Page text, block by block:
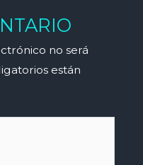
no será
están